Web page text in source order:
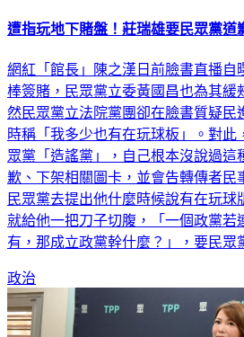
遭指玩地下賭盤！莊瑞雄要民眾黨
網紅「館長」陳之漢日前臉書直播自
棒簽賭，民眾黨立委黃國昌也為其緩
然民眾黨立法院黨團卻在臉書質疑民
時稱「我多少也有在玩球板」。對此
眾黨「造謠黨」，自己根本沒說過這
歉、下架相關圖卡，並會告轉傳者民
民眾黨去提出他什麼時候說有在玩球
就給他一把刀子切腹，「一個政黨若
有，那成立政黨幹什麼？」，要民眾
政治